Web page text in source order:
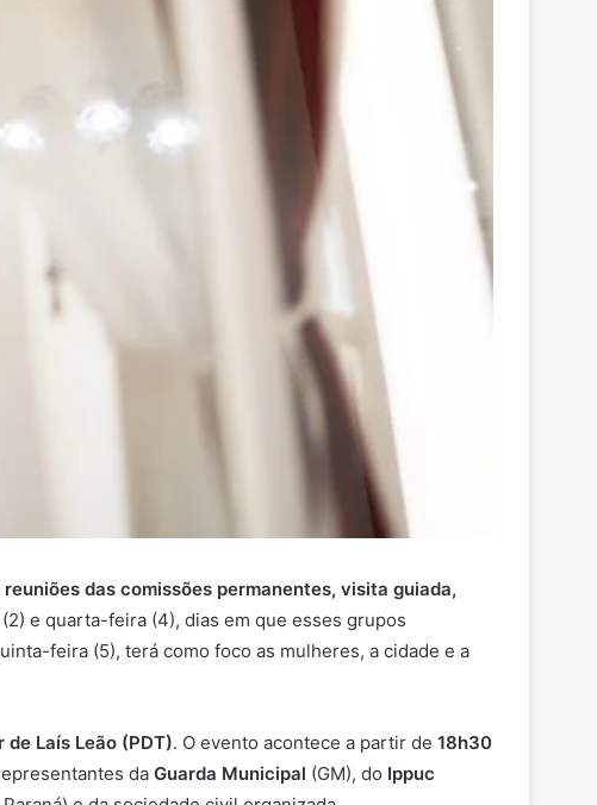
das comissões permanentes, visita guiada,
e quarta-feira (4), dias em que esses grupos
feira (5), terá como foco as mulheres, a cidade e a
Laís Leão (PDT). O evento acontece a partir de 18h30
da Guarda Municipal (GM), do Ippuc